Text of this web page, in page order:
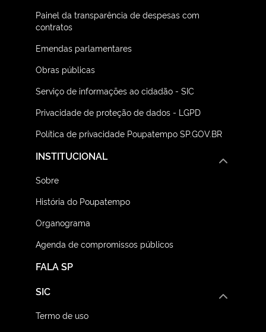
Painel da transparência de despesas com
contratos
Emendas parlamentares
Obras públicas
Serviço de informações ao cidadão - SIC
Privacidade de proteção de dados - LGPD
Política de privacidade Poupatempo SP.GOV.BR
FALA SP
INSTITUCIONAL
Sobre
História do Poupatempo
Organograma
Agenda de compromissos públicos
SIC
Termo de uso